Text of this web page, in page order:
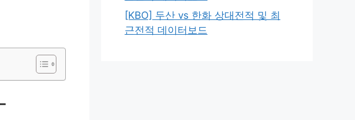
[KBO] 두산 vs 한화 상대전적 및 최
근전적 데이터보드